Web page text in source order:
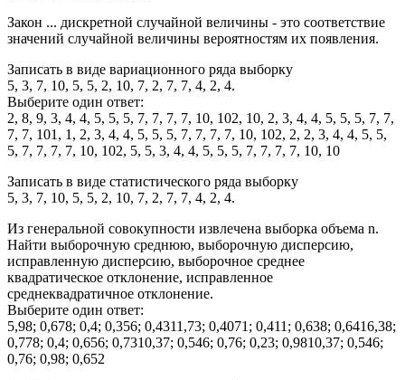
Закон ... дискретной случайной величины - это соответствие
значений случайной величины вероятностям их появления.
Записать в виде вариационного ряда выборку
5, 3, 7, 10, 5, 5, 2, 10, 7, 2, 7, 7, 4, 2, 4.
Выберите один ответ:
2, 8, 9, 3, 4, 4, 5, 5, 5, 7, 7, 7, 7, 10, 102, 10, 2, 3, 4, 4, 5, 5, 5, 7, 7,
7, 7, 101, 1, 2, 3, 4, 4, 5, 5, 5, 7, 7, 7, 7, 10, 102, 2, 2, 3, 4, 4, 5, 5,
5, 7, 7, 7, 7, 10, 102, 5, 5, 3, 4, 4, 5, 5, 5, 7, 7, 7, 7, 10, 10
Записать в виде статистического ряда выборку
5, 3, 7, 10, 5, 5, 2, 10, 7, 2, 7, 7, 4, 2, 4.
Из генеральной совокупности извлечена выборка объема n.
Найти выборочную среднюю, выборочную дисперсию,
исправленную дисперсию, выборочное среднее
квадратическое отклонение, исправленное
среднеквадратичное отклонение.
Выберите один ответ:
5,98; 0,678; 0,4; 0,356; 0,4311,73; 0,4071; 0,411; 0,638; 0,6416,38;
0,778; 0,4; 0,656; 0,7310,37; 0,546; 0,76; 0,23; 0,9810,37; 0,546;
0,76; 0,98; 0,652